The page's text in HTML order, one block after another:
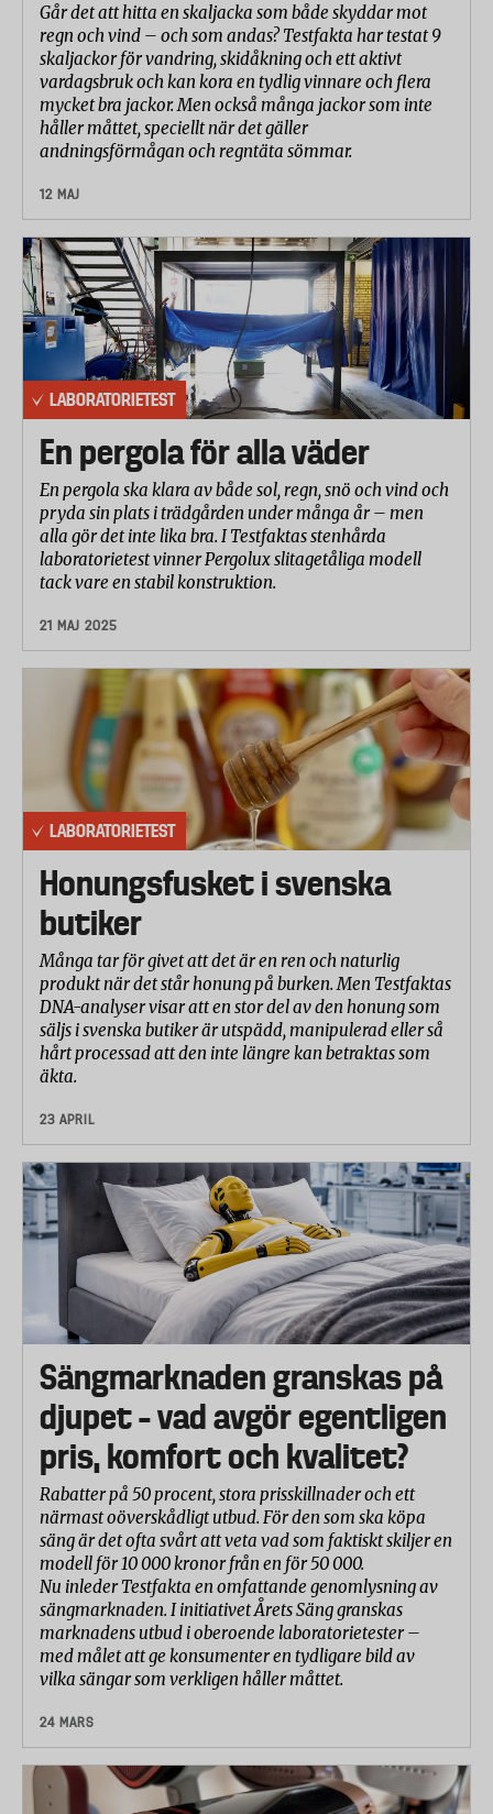
Går det att hitta en skaljacka som både skyddar mot
regn och vind – och som andas? Testfakta har testat 9
skaljackor för vandring, skidåkning och ett aktivt
vardagsbruk och kan kora en tydlig vinnare och flera
mycket bra jackor. Men också många jackor som inte
håller måttet, speciellt när det gäller
andningsförmågan och regntäta sömmar.
12 MAJ
LABORATORIETEST
En pergola för alla väder
En pergola ska klara av både sol, regn, snö och vind och
pryda sin plats i trädgården under många år – men
alla gör det inte lika bra. I Testfaktas stenhårda
laboratorietest vinner Pergolux slitagetåliga modell
tack vare en stabil konstruktion.
21 MAJ 2025
LABORATORIETEST
Honungsfusket i svenska
butiker
Många tar för givet att det är en ren och naturlig
produkt när det står honung på burken. Men Testfaktas
DNA-analyser visar att en stor del av den honung som
säljs i svenska butiker är utspädd, manipulerad eller så
hårt processad att den inte längre kan betraktas som
äkta.
23 APRIL
Sängmarknaden granskas på
djupet – vad avgör egentligen
pris, komfort och kvalitet?
Rabatter på 50 procent, stora prisskillnader och ett
närmast oöverskådligt utbud. För den som ska köpa
säng är det ofta svårt att veta vad som faktiskt skiljer en
modell för 10 000 kronor från en för 50 000.
Nu inleder Testfakta en omfattande genomlysning av
sängmarknaden. I initiativet Årets Säng granskas
marknadens utbud i oberoende laboratorietester –
med målet att ge konsumenter en tydligare bild av
vilka sängar som verkligen håller måttet.
24 MARS